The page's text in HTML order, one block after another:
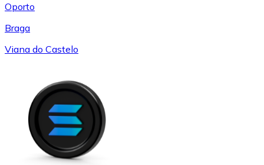
Oporto
Braga
Viana do Castelo